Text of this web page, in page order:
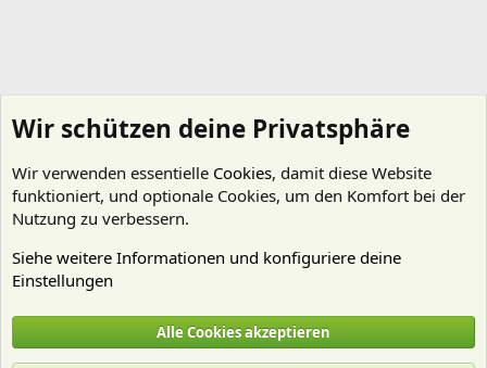
Cookies Deutsch (Du)
Wir schützen deine Privatsphäre
Wir verwenden essentielle Cookies, damit diese Website
funktioniert, und optionale Cookies, um den Komfort bei der
Nutzung zu verbessern.
Siehe weitere Informationen und konfiguriere deine
Einstellungen
Alle Cookies akzeptieren